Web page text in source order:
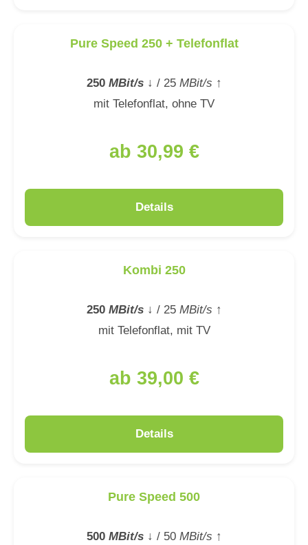
Pure Speed 250 + Telefonflat
250MBit/s↓ / 25MBit/s ↑
mit Telefonflat, ohne TV
ab 30,99 €
Details
Kombi 250
250MBit/s↓ / 25MBit/s ↑
mit Telefonflat, mit TV
ab 39,00 €
Details
Pure Speed 500
500MBit/s↓ / 50MBit/s ↑